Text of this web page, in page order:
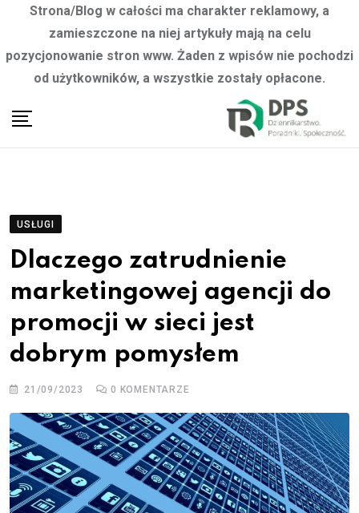
Strona/Blog w całości ma charakter reklamowy, a
zamieszczone na niej artykuły mają na celu
pozycjonowanie stron www. Żaden z wpisów nie pochodzi
od użytkowników, a wszystkie zostały opłacone.
USŁUGI
Dlaczego zatrudnienie
marketingowej agencji do
promocji w sieci jest
dobrym pomysłem
21/09/2023 0 KOMENTARZE